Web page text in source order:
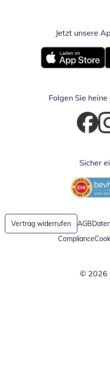
Jetzt unsere
Öffnet in neuem
Folgen Sie
Öffnet in
Sicher
Öffnet in
Vertrag widerrufen AGB
Compliance
© 2026